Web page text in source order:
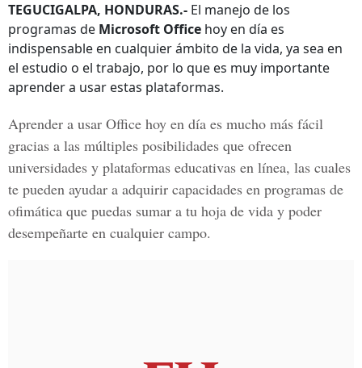
TEGUCIGALPA, HONDURAS.- El manejo de los
programas de Microsoft Office hoy en día es
indispensable en cualquier ámbito de la vida, ya sea en
el estudio o el trabajo, por lo que es muy importante
aprender a usar estas plataformas.
Aprender a usar Office hoy en día es mucho más fácil
gracias a las múltiples posibilidades que ofrecen
universidades y plataformas educativas en línea, las cuales
te pueden ayudar a adquirir capacidades en programas de
ofimática que puedas sumar a tu hoja de vida y poder
desempeñarte en cualquier campo.